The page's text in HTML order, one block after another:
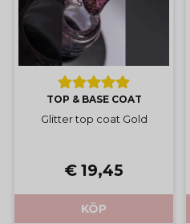
TOP & BASE COAT
Glitter top coat Gold
€ 19,45
KÖP